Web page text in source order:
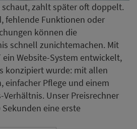
schaut, zahlt später oft doppelt.
fehlende Funktionen oder
können die
schnell zunichtemachen. Mit
ein Website-System entwickelt,
konzipiert wurde: mit allen
einfacher Pflege und einem
Unser Preisrechner
eine erste